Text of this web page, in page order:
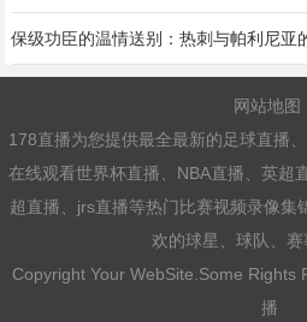
保级功臣的温情送别：热刺与帕利尼亚
网站地图
178直播为您提供最全最新的足球直播
在线观看世界杯直播、NBA直播、英超
超直播、jrs直播等热门比赛视频录像集
欢的球星、球队、赛
Copyright Your WebSite.Some Rights
播